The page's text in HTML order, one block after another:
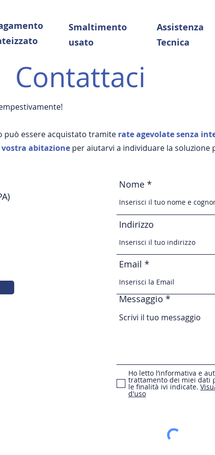
Smaltimento
usato
Assistenza
Tecnica
Contattaci
può essere acquistato tramite rate agevolatesenza
vostra abitazione per aiutarvi a individuare la soluzione
Nome
Indirizzo
Email
Messaggio
Ho letto l’informativa e
trattamento dei miei dati
le finalità ivi indicate.
d'uso